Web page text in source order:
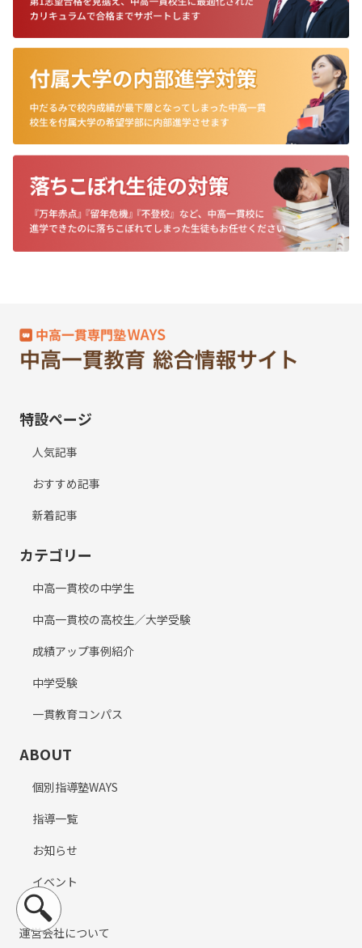
特設ページ
人気記事
おすすめ記事
新着記事
カテゴリー
中高一貫校の中学生
中高一貫校の高校生／大学受験
成績アップ事例紹介
中学受験
一貫教育コンパス
ABOUT
個別指導塾WAYS
指導一覧
お知らせ
イベント
運営会社について